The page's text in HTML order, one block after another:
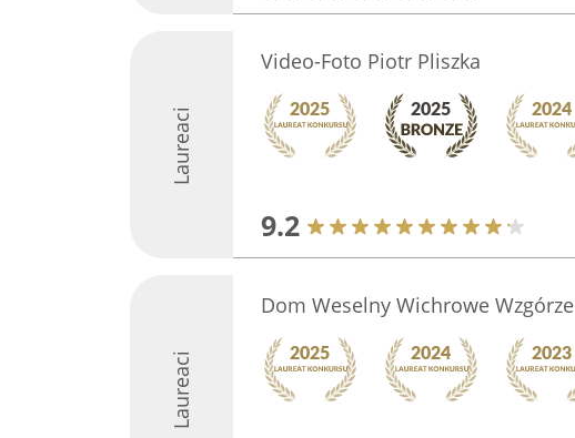
Laureaci
Video-Foto Piotr Pliszka
9.2
Laureaci
Dom Weselny Wichrowe Wzgórze